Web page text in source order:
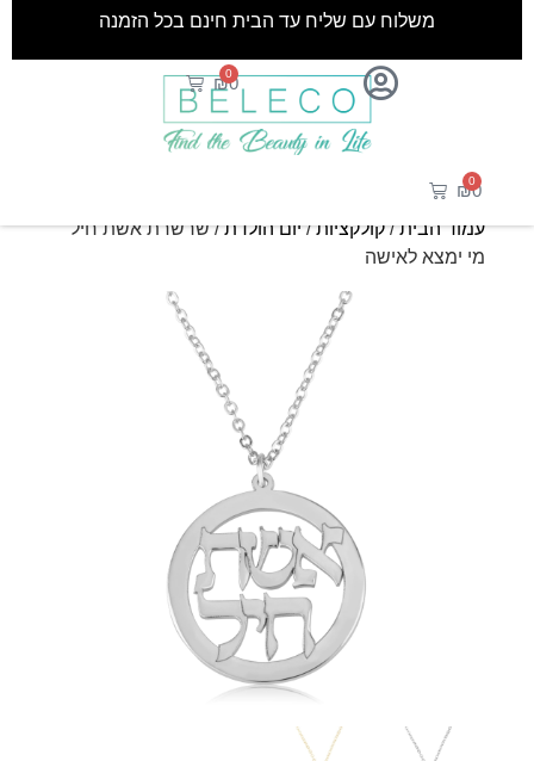
₪0
0
משלוח עם שליח עד הבית חינם בכל הזמנה
₪0
0
עמוד הבית/קולקציות/יום הולדת/ שרשרת אשת חיל
מי ימצא לאישה